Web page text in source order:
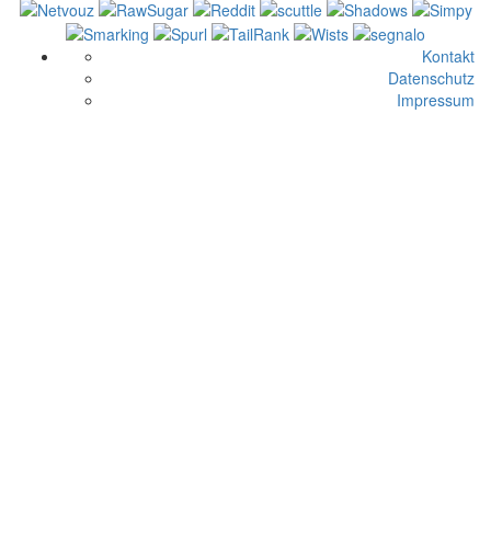
Kontakt
Datenschutz
Impressum